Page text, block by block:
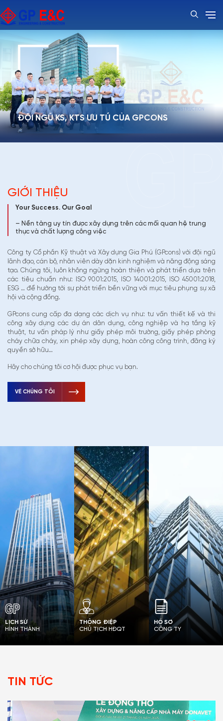
ĐỘI NGŨ KS, KTS ƯU TÚ CỦA G PCONS
GIỚI THIỆU
Your Success. Our Goal
– Nền tảng uy tín được xây dựng trên các mối quan hệ trung
thực và chất lượng công việc
Công ty Cổ phần Kỹ thuật và Xây dựng Gia Phú (GPcons) với đội ngũ
lãnh đạo, cán bộ, nhân viên dày dặn kinh nghiệm và năng động sáng
tạo. Chúng tôi, luôn không ngừng hoàn thiện và phát triển dựa trên
các tiêu chuẩn như: ISO 9001:2015, ISO 14001:2015, ISO 45001:2018,
ESG … để hướng tới sự phát triển bền vững với mục tiêu phụng sự xã
hội và cộng đồng.
GPcons cung cấp đa dạng các dịch vụ như: tư vấn thiết kế và thi
công xây dựng các dự án dân dụng, công nghiệp và hạ tầng kỹ
thuật, tư vấn pháp lý như giấy phép môi trường, giấy phép phòng
cháy chữa cháy, xin phép xây dựng, hoàn công công trình, đăng ký
quyền sở hữu…
Hãy cho chúng tôi cơ hội được phục vụ bạn.
VỀ CHÚNG TÔI
LỊCH SỬ
HÌNH THÀNH
THÔNG ĐIỆP
CHỦ TỊCH HĐQT
HỒ SƠ
CÔNG TY
T N TỨC